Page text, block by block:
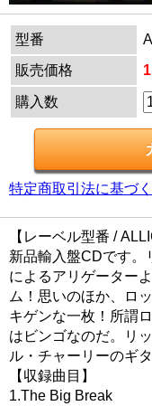
型番
販売価格
購入数
特定商取引法に基づ
【レーベル型番 /
新品輸入盤CDです。
によるアリゲーター
ム！思いのほか、ロ
キゲンな一枚！所謂
はビンゴなのだ。リ
ル・チャーリーのギ
【収録曲目】
1.The Big Break